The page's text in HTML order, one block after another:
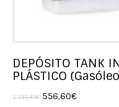
DEPÓSITO TANK
PLÁSTICO
1.333,42€ 556,60€